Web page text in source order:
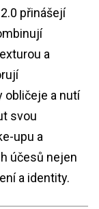
přinášejí
a
obličeje a nutí
svou
upu a
účesů nejen
a identity.